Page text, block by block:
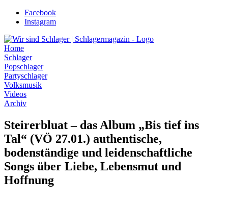
Zum
Inhalt
Facebook
Instagram
Home
Schlager
Popschlager
Partyschlager
Volksmusik
Videos
Archiv
Steirerbluat – das Album „Bis tief ins
Tal“ (VÖ 27.01.) authentische,
bodenständige und leidenschaftliche
Songs über Liebe, Lebensmut und
Hoffnung